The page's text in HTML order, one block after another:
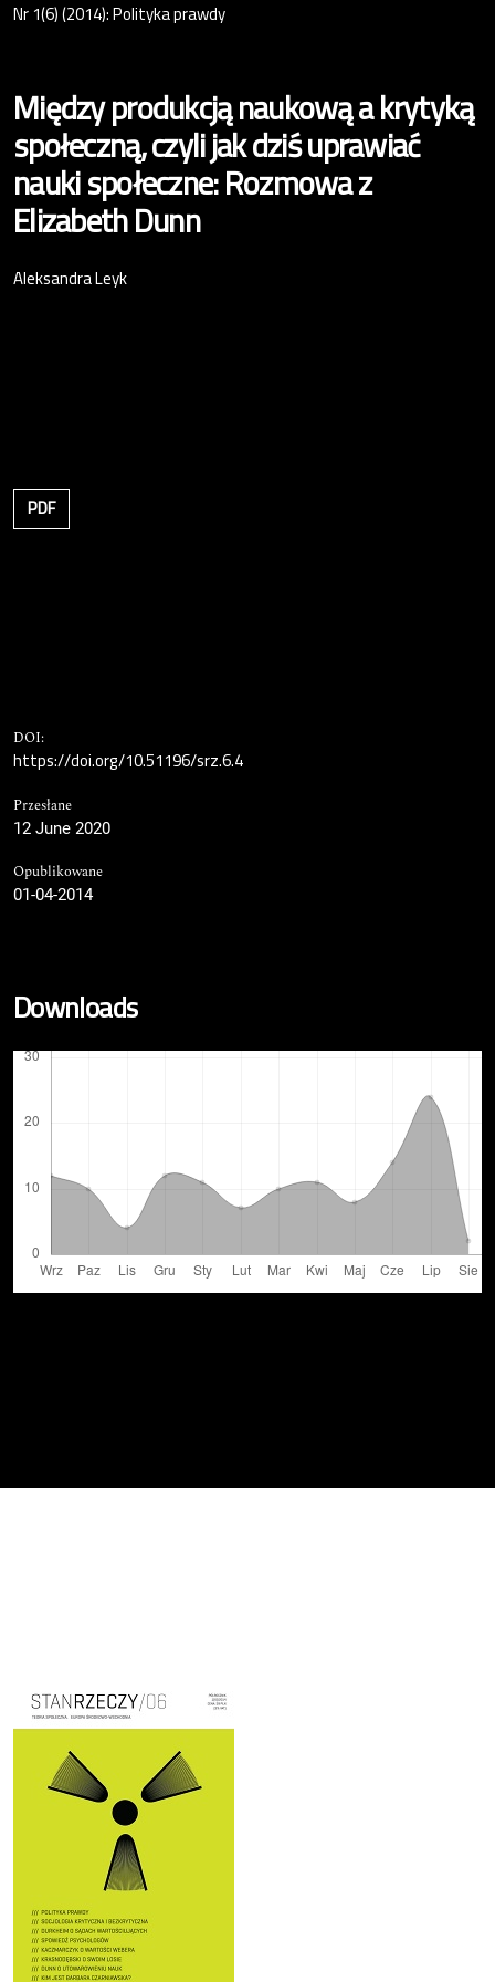
Nr 1(6) (2014): Polityka prawdy
Między produkcją naukową a krytyką
społeczną, czyli jak dziś uprawiać
nauki społeczne: Rozmowa z
Elizabeth Dunn
Aleksandra Leyk
PDF
DOI:
https://doi.org/10.51196/srz.6.4
Przesłane
12 June 2020
Opublikowane
01-04-2014
Downloads
Cover image